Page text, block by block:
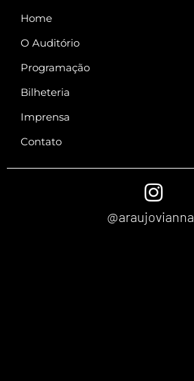
Home
O Auditório
Programação
Bilheteria
Imprensa
Contato
@araujovianna_